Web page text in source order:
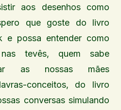
aos desenhos como
que goste do livro
e possa entender como
tevês, quem sabe
as nossas mães
conceitos, do livro
conversas simulando